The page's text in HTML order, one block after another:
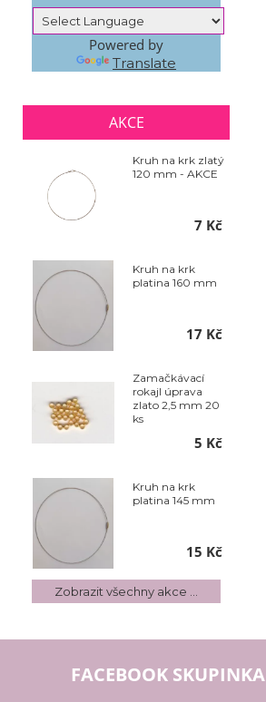
Powered by
Translate
AKCE
Kruh na krk zlatý
120 mm - AKCE
7 Kč
Kruh na krk
platina 160 mm
17 Kč
Zamačkávací
rokajl úprava
zlato 2,5 mm 20
ks
5 Kč
Kruh na krk
platina 145 mm
15 Kč
Zobrazit všechny akce ...
FACEBOOK SKUPINKA